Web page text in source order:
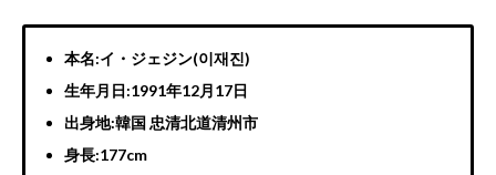
本名:イ・ジェジン(이재진)
生年月日:1991年12月17日
出身地:韓国 忠清北道清州市
身長:177cm